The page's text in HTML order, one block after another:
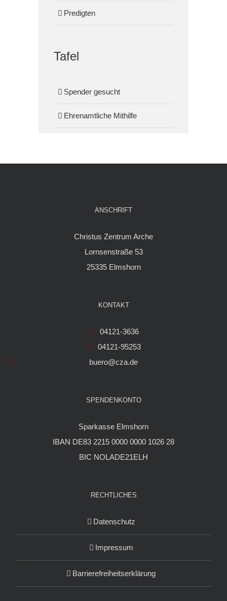
Predigten
Tafel
Spender gesucht
Ehrenamtliche Mithilfe
ANSCHRIFT
Christus Zentrum Arche
Lornsenstraße 53
25335 Elmshorn
KONTAKT
04121-3636
04121-95253
buero@cza.de
SPENDENKONTO
Sparkasse Elmshorn
IBAN DE83 2215 0000 0000 1026 28
BIC NOLADE21ELH
RECHTLICHES
Datenschutz
Impressum
Barrierefreiheitserklärung